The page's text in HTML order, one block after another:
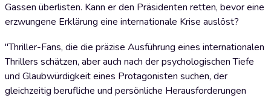
Gassen überlisten. Kann er den Präsidenten retten, bevor eine
erzwungene Erklärung eine internationale Krise auslöst?
"Thriller-Fans, die die präzise Ausführung eines internationalen
Thrillers schätzen, aber auch nach der psychologischen Tiefe
und Glaubwürdigkeit eines Protagonisten suchen, der
gleichzeitig berufliche und persönliche Herausforderungen